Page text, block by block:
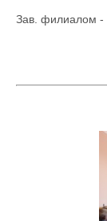
Зав. филиалом -